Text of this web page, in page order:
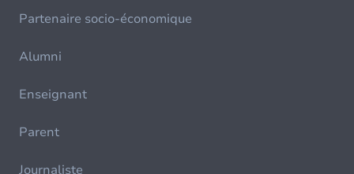
Partenaire socio-économique
Alumni
Enseignant
Parent
Journaliste